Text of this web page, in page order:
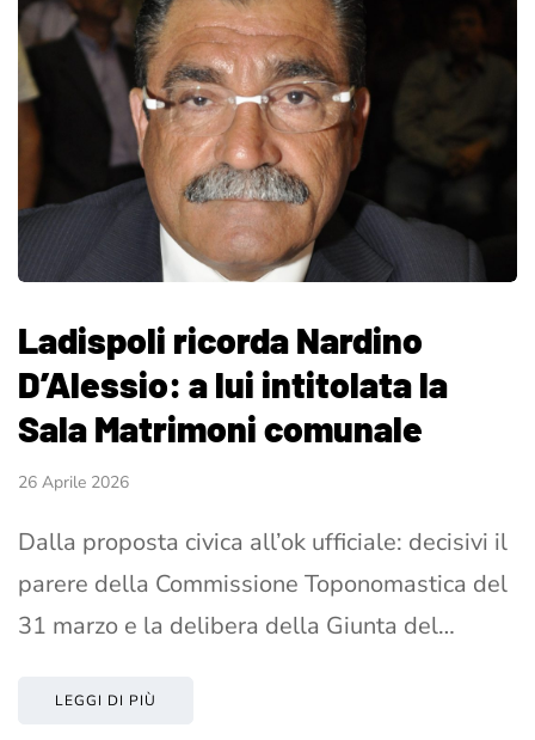
Ladispoli ricorda Nardino
D’Alessio: a lui intitolata la
Sala Matrimoni comunale
26 Aprile 2026
Dalla proposta civica all’ok ufficiale: decisivi il
parere della Commissione Toponomastica del
31 marzo e la delibera della Giunta del…
LEGGI DI PIÙ